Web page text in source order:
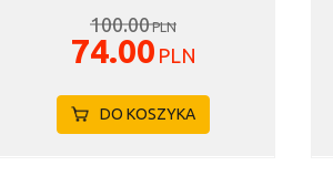
100.00PLN
74.00 PLN
DO KOSZYKA